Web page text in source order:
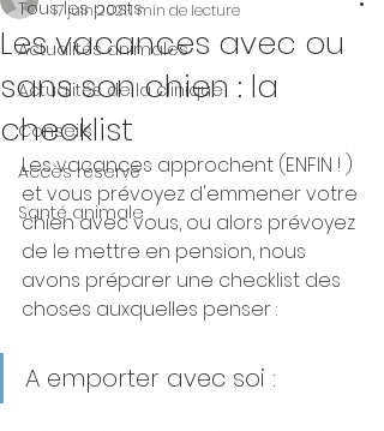
Tous les posts
Actualités animales
Actualités de la clinique
Conseils
Accès réservé
Santé animale
Les vacances avec ou
sans son chien : la
checklist
17 juin 20211 min de lecture
Les vacances approchent (ENFIN ! )
et vous prévoyez d'emmener votre
chien avec vous, ou alors prévoyez
de le mettre en pension, nous
avons préparer une checklist des
choses auxquelles penser :
A emporter avec soi :